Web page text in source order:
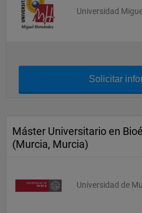
Universidad
Solicitar
Máster Universitario en
(Murcia, Murcia)
Universidad de